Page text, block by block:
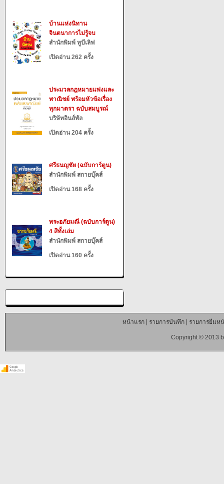
บ้านแห่งนิทาน
จินตนาการไม่รู้จบ
สำนักพิมพ์ ทูบีเลิฟ
เปิดอ่าน 262 ครั้ง
ประมวลกฎหมายแพ่งและ
พาณิชย์ พร้อมหัวข้อเรื่อง
ทุกมาตรา ฉบับสมบูรณ์
บริษัทอินส์พัล
เปิดอ่าน 204 ครั้ง
ศรีธนญชัย (ฉบับการ์ตูน)
สำนักพิมพ์ สกายบุ๊คส์
เปิดอ่าน 168 ครั้ง
พระอภัยมณี (ฉบับการ์ตูน)
4 สีทั้งเล่ม
สำนักพิมพ์ สกายบุ๊คส์
เปิดอ่าน 160 ครั้ง
หน้าแรก| รายการบันทึก| รายการยืมห
Copyright © 2013